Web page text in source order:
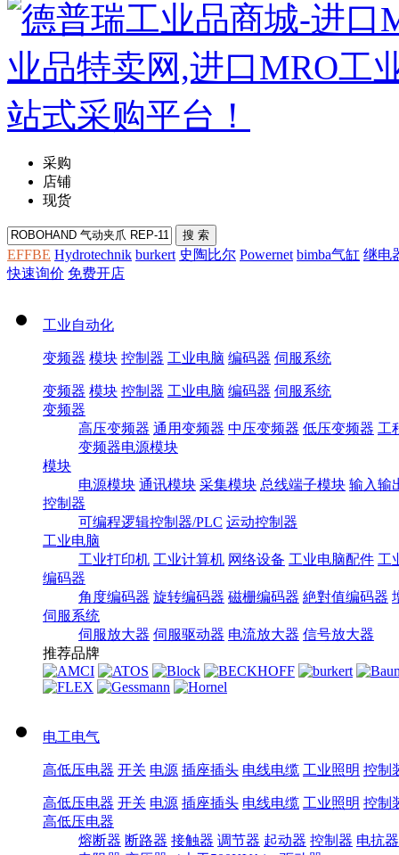
采购
店铺
现货
EFFBE Hydrotechnik burkert 史陶比尔 Powernet bimba气缸 继电
快速询价 免费开店
工业自动化
变频器 模块 控制器 工业电脑 编码器 伺服系统
变频器 模块 控制器 工业电脑 编码器 伺服系统
变频器
高压变频器 通用变频器 中压变频器 低压变频器 工
变频器电源模块
模块
电源模块 通讯模块 采集模块 总线端子模块 输入输
控制器
可编程逻辑控制器/PLC 运动控制器
工业电脑
工业打印机 工业计算机 网络设备 工业电脑配件 工
编码器
角度编码器 旋转编码器 磁栅编码器 絶對值编码器
伺服系统
伺服放大器 伺服驱动器 电流放大器 信号放大器
推荐品牌
电工电气
高低压电器 开关 电源 插座插头 电线电缆 工业照明 控制
高低压电器 开关 电源 插座插头 电线电缆 工业照明 控制
高低压电器
熔断器 断路器 接触器 调节器 起动器 控制器 电抗器